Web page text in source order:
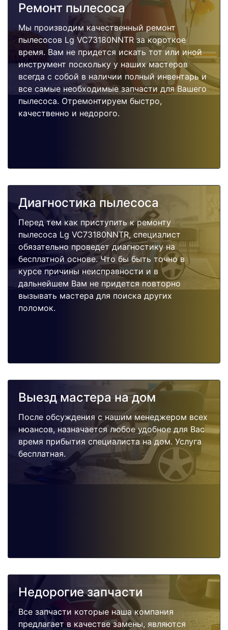
Ремонт пылесоса
Мы производим качественный ремонт
пылесосов Lg VC73180NNTR за короткое
время. Вам не придется искать тот или иной
инструмент поскольку у наших мастеров
всегда с собой в наличии полный инвентарь и
все самые необходимые запчасти для Вашего
пылесоса. Отремонтируем быстро,
качественно и недорого.
Диагностика пылесоса
Перед тем как приступить к ремонту
пылесоса Lg VC73180NNTR, специалист
обязательно проведет диагностику на
бесплатной основе. Что бы быть точно в
курсе причины неисправности и в
дальнейшем Вам не придется повторно
вызывать мастера для поиска других
поломок.
Выезд мастера на дом
После обсуждения с нашим менеджером всех
нюансов, назначается любое удобное для Вас
время прибытия специалиста на дом. Услуга
бесплатная.
Недорогие запчасти
Все запчасти которые наша компания
предлагает в качестве замены, являются